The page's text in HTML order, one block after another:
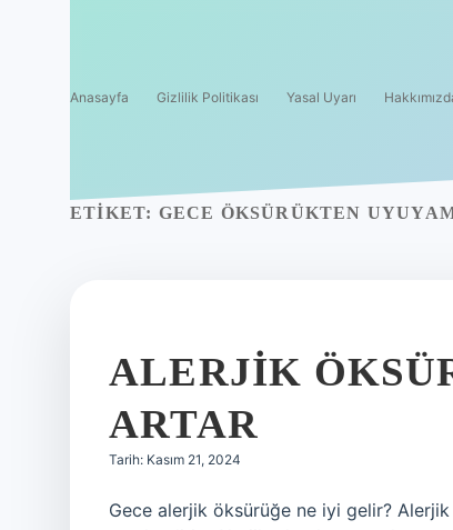
Anasayfa Gizlilik Politikası Yasal Uyarı
ETIKET: GECE ÖKSÜRÜKTEN
ALERJIK
ARTAR
Tarih: Kasım 21, 2024
Gece alerjik öksürüğe ne iyi gelir?